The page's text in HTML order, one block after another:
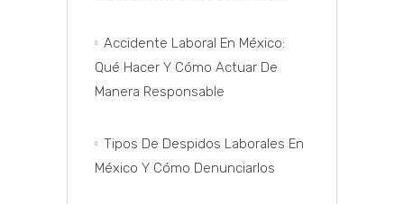
Accidente Laboral En México:
Qué Hacer Y Cómo Actuar De
Manera Responsable
Tipos De Despidos Laborales En
México Y Cómo Denunciarlos